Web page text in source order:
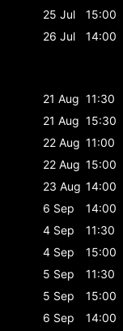
25 Jul
15:00
26 Jul
14:00
21 Aug 11:30
21 Aug 15:30
22 Aug 11:00
22 Aug 15:00
23 Aug 14:00
6 Sep
14:00
4 Sep
11:30
4 Sep
15:00
5 Sep
11:30
5 Sep
15:00
6 Sep
14:00